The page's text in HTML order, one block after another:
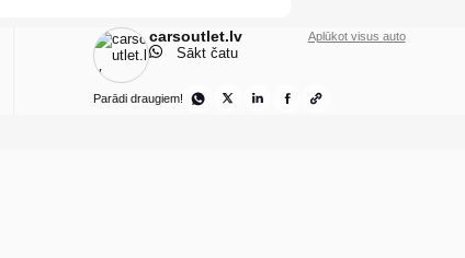
carsoutlet.lv
Sākt čatu
Aplūkot visus auto
Parādi draugiem!